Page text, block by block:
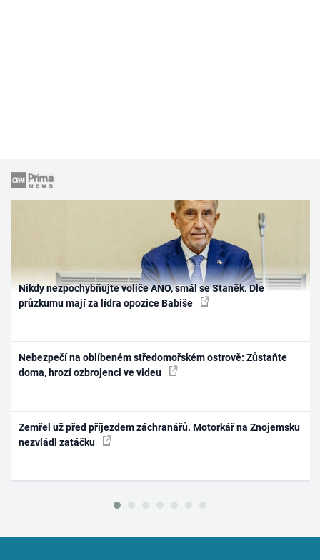
Nikdy nezpochybňujte voliče ANO, smál se Staněk. Dle
průzkumu mají za lídra opozice Babiše
Nebezpečí na oblíbeném středomořském ostrově: Zůstaňte
doma, hrozí ozbrojenci ve videu
Zemřel už před příjezdem záchranářů. Motorkář na Znojemsku
nezvládl zatáčku